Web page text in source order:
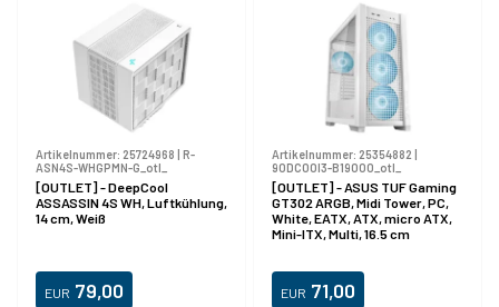
Artikelnummer: 25724968 | R-
ASN4S-WHGPMN-G_otl_
[OUTLET] - DeepCool
ASSASSIN 4S WH, Luftkühlung,
14 cm, Weiß
EUR 79,00
Artikelnummer: 25354882 |
90DC00I3-B19000_otl_
[OUTLET] - ASUS TUF Gaming
GT302 ARGB, Midi Tower, PC,
White, EATX, ATX, micro ATX,
Mini-ITX, Multi, 16.5 cm
EUR 71,00